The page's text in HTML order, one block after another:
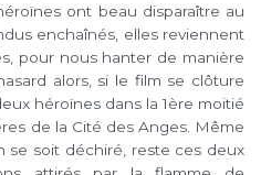
ont beau disparaître au
enchaînés, elles reviennent
pour nous hanter de manière
alors, si le film se clôture
héroïnes dans la 1ère moitié
de la Cité des Anges. Même
se soit déchiré, reste ces deux